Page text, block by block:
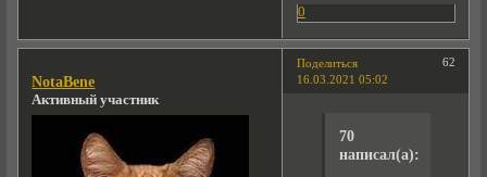
0
Поделиться
62
16.03.2021 05:02
NotaBene
Активный участник
70
написал(а):